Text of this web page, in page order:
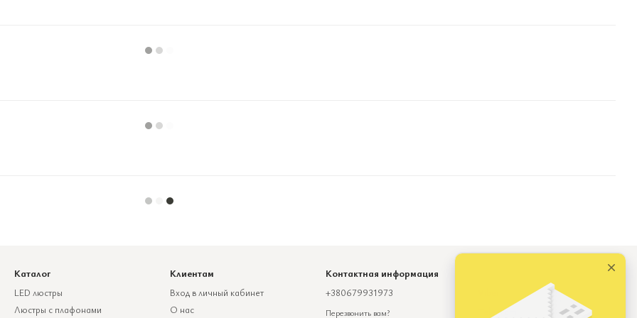
Каталог
LED люстры
Люстры с плафонами
Клиентам
Вход в личный кабинет
О нас
Контактная информация
+380679931973
Перезвонить вам?
Telegram